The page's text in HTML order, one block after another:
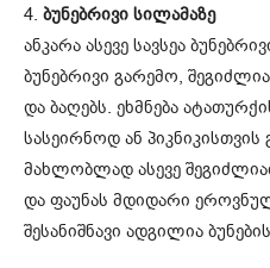
4. ბუნებრივი სილამაზე
ანკარა ასევე სავსეა
ბუნებრივი გარემო,
და ბაღებს. ეხმნება
სასეირნოდ ან
მახლობლად ასევე
და ფაუნას მდიდარი
შესანიშნავი ადგილია